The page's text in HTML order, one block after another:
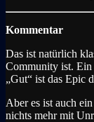
Kommentar
Das ist natürlich
Community ist. Ein
„Gut“ ist das Epic
Aber es ist auch
nichts mehr mit